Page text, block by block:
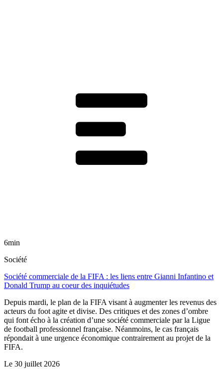
6min
Société
Société commerciale de la FIFA : les liens entre Gianni Infantino et
Donald Trump au coeur des inquiétudes
Depuis mardi, le plan de la FIFA visant à augmenter les revenus des
acteurs du foot agite et divise. Des critiques et des zones d’ombre
qui font écho à la création d’une société commerciale par la Ligue
de football professionnel française. Néanmoins, le cas français
répondait à une urgence économique contrairement au projet de la
FIFA.
Le 30 juillet 2026